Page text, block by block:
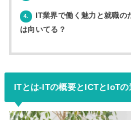
4.
IT業界で働く魅力と就職の
は向いてる？
ITとは-ITの概要とICTとIoT